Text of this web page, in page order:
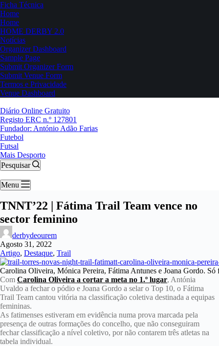
Ficha Técnica
Home
Home
HOME DERBY 2.0
Notícias
Organizer Dashboard
Sample Page
Submit Organizer Form
Submit Venue Form
Termos e Privacidade
Venue Dashboard
Diário Online Gratuito
Registo ERC n.º 127801
Fundador: António Adão Farias
Futebol
Futsal
Mais Desporto
Pesquisar
Menu
TNNT’22 | Fátima Trail Team vence no
sector feminino
derbydeourem
Agosto 31, 2022
Artigo, Destaque, Trail
Carolina Oliveira, Mónica Pereira, Fátima Antunes e Joana Gordo.
Com Carolina Oliveira a cortar a meta no 1.º lugar, Antónia
Uvaldo a fechar o pódio e Joana Gordo a selar o Top 10, o Fátima
Trail Team cantou vitória na classificação coletiva destinada a equipas
femininas.
As fatimenses estiveram em evidência numa prova marcada pela
presença de outras formações do concelho, que não conseguiram
fechar classificação a nível coletivo, por não contarem três atletas na
tabela individual.